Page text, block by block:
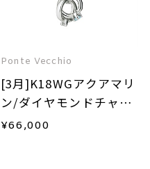
Ponte Vecchio
[3月]K18WGアクアマリ
ン/ダイヤモンドチャー
ム
¥66,000